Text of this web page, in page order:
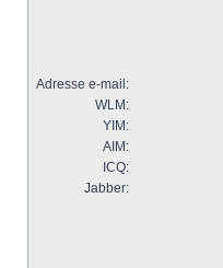
Adresse e-mail:
WLM:
YIM:
AIM:
ICQ:
Jabber: